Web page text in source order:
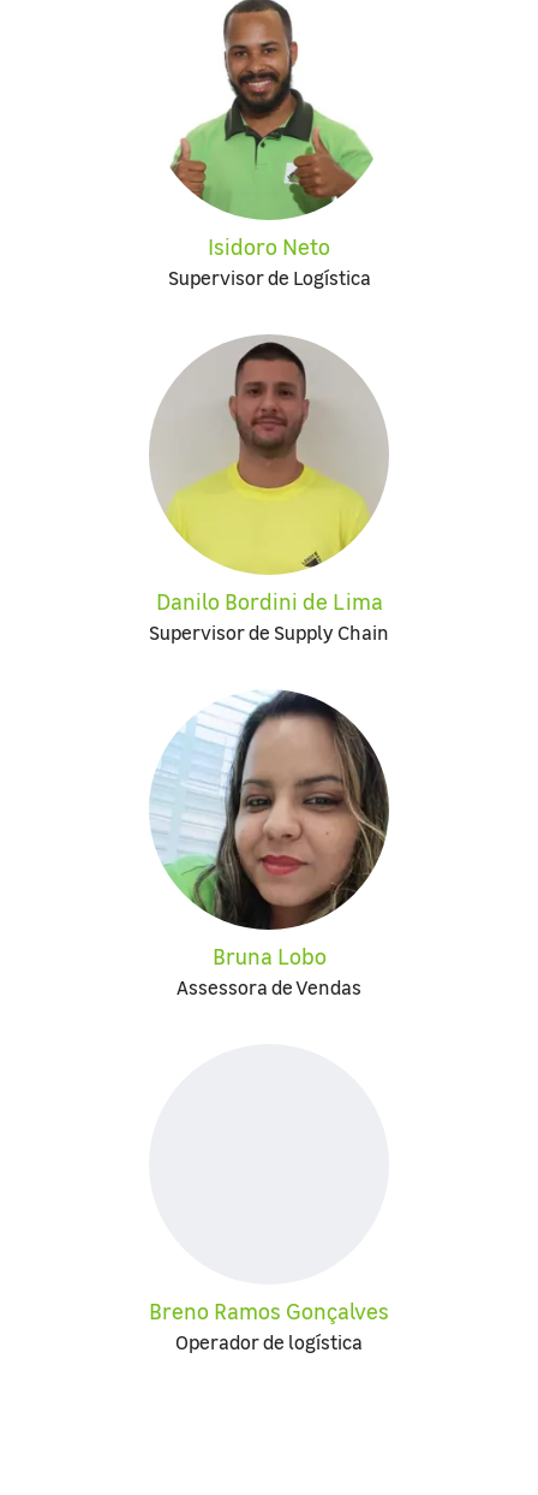
Isidoro Neto
Supervisor de Logística
Danilo Bordini de Lima
Supervisor de Supply Chain
Bruna Lobo
Assessora de Vendas
Breno Ramos Gonçalves
Operador de logística